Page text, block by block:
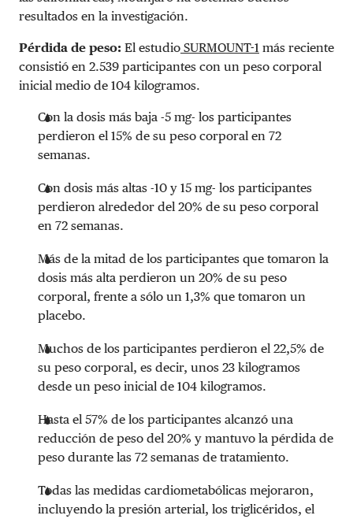
resultados en la investigación.
Pérdida de peso: El estudio SURMOUNT-1 más reciente
consistió en 2.539 participantes con un peso corporal
inicial medio de 104 kilogramos.
Con la dosis más baja -5 mg- los participantes
perdieron el 15% de su peso corporal en 72
semanas.
Con dosis más altas -10 y 15 mg- los participantes
perdieron alrededor del 20% de su peso corporal
en 72 semanas.
Más de la mitad de los participantes que tomaron la
dosis más alta perdieron un 20% de su peso
corporal, frente a sólo un 1,3% que tomaron un
placebo.
Muchos de los participantes perdieron el 22,5% de
su peso corporal, es decir, unos 23 kilogramos
desde un peso inicial de 104 kilogramos.
Hasta el 57% de los participantes alcanzó una
reducción de peso del 20% y mantuvo la pérdida de
peso durante las 72 semanas de tratamiento.
Todas las medidas cardiometabólicas mejoraron,
incluyendo la presión arterial, los triglicéridos, el